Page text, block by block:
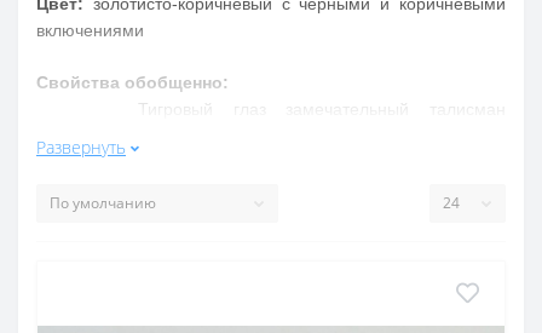
Цвет: золотисто-коричневый с черными и коричневыми
включениями
Свойства обобщенно:
Тигровый глаз замечательный талисман
жизнь гармонию, помогает найти место в жизни. Лечит
омолаживающим воздействием, увеличивает силы
Перелив минерала способствует смягчить враждебно
настроенных людей. Прекрасный оберег. Из молодой
Развернуть